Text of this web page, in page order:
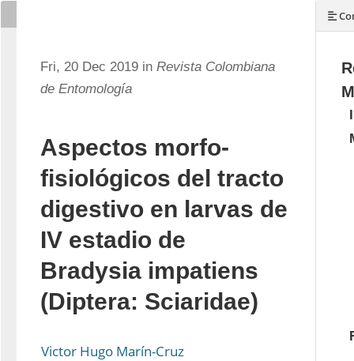
Fri, 20 Dec 2019 in Revista Colombiana
de Entomología
Aspectos morfo-
fisiológicos del tracto
digestivo en larvas de
IV estadio de
Bradysia impatiens
(Diptera: Sciaridae)
Victor Hugo Marín-Cruz